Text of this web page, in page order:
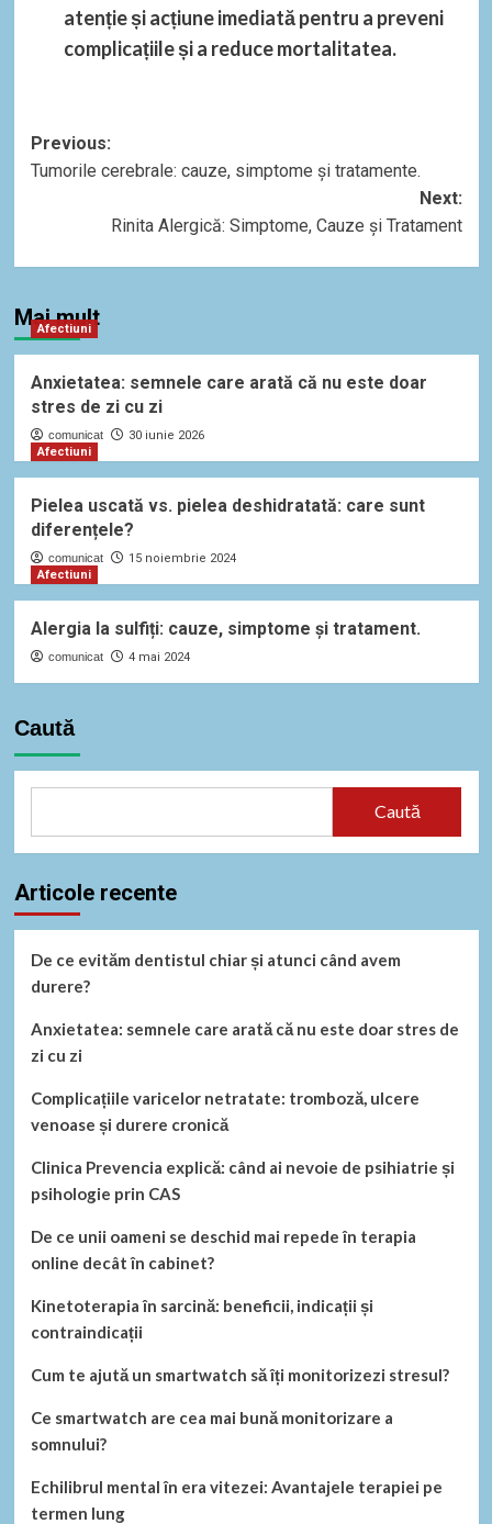
atenție și acțiune imediată pentru a preveni
complicațiile și a reduce mortalitatea.
Post
navigation
Previous:
Tumorile cerebrale: cauze, simptome și tratamente.
Next:
Rinita Alergică: Simptome, Cauze și Tratament
Mai mult
Afectiuni
Anxietatea: semnele care arată că nu este doar
stres de zi cu zi
comunicat
30 iunie 2026
Afectiuni
Pielea uscată vs. pielea deshidratată: care sunt
diferențele?
comunicat
15 noiembrie 2024
Afectiuni
Alergia la sulfiți: cauze, simptome și tratament.
comunicat 4 mai 2024
Caută
Caută
Articole recente
De ce evităm dentistul chiar și atunci când avem
durere?
Anxietatea: semnele care arată că nu este doar stres de
zi cu zi
Complicațiile varicelor netratate: tromboză, ulcere
venoase și durere cronică
Clinica Prevencia explică: când ai nevoie de psihiatrie și
psihologie prin CAS
De ce unii oameni se deschid mai repede în terapia
online decât în cabinet?
Kinetoterapia în sarcină: beneficii, indicații și
contraindicații
Cum te ajută un smartwatch să îți monitorizezi stresul?
Ce smartwatch are cea mai bună monitorizare a
somnului?
Echilibrul mental în era vitezei: Avantajele terapiei pe
termen lung